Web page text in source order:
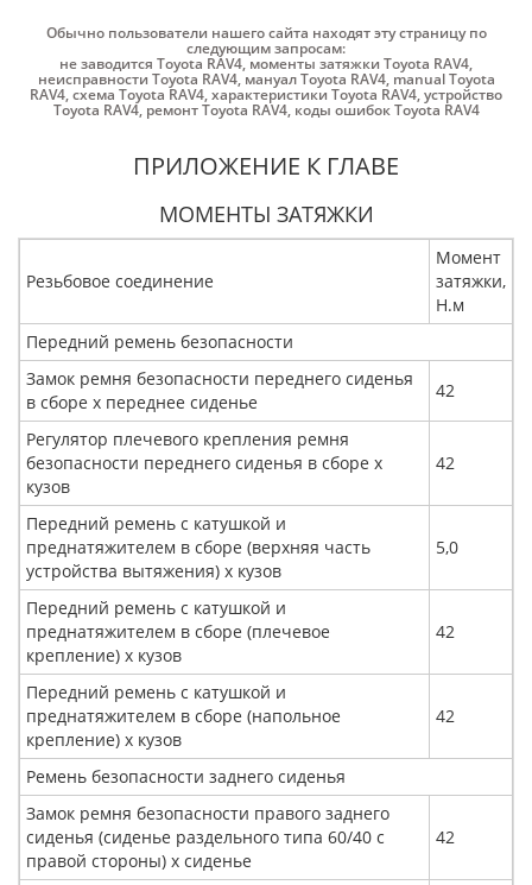
Обычно пользователи нашего сайта находят эту страницу по
следующим запросам:
не заводится Toyota RAV4, моменты затяжки Toyota RAV4,
неисправности Toyota RAV4, мануал Toyota RAV4, manual Toyota
RAV4,схема Toyota RAV4,характеристики Toyota RAV4,устройство
Toyota RAV4, ремонт Toyota RAV4, коды ошибок Toyota RAV4
ПРИЛОЖЕНИЕ К ГЛАВЕ
МОМЕНТЫ ЗАТЯЖКИ
Резьбовое соединение
Момент
затяжки,
Н.м
Передний ремень безопасности
Замок ремня безопасности переднего сиденья
в сборе x переднее сиденье
42
Регулятор плечевого крепления ремня
безопасности переднего сиденья в сборе х
кузов
42
Передний ремень с катушкой и
преднатяжителем в сборе (верхняя часть
устройства вытяжения) х кузов
5,0
Передний ремень с катушкой и
преднатяжителем в сборе (плечевое
крепление) х кузов
42
Передний ремень с катушкой и
преднатяжителем в сборе (напольное
крепление) х кузов
42
Ремень безопасности заднего сиденья
Замок ремня безопасности правого заднего
сиденья (сиденье раздельного типа 60/40 с
правой стороны) x сиденье
42